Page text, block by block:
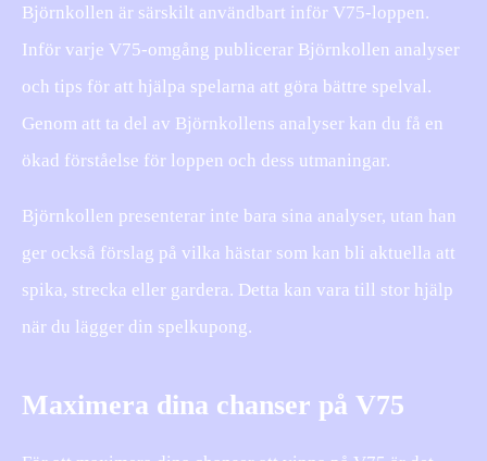
Björnkollen är särskilt användbart inför V75-loppen.
Inför varje V75-omgång publicerar Björnkollen analyser
och tips för att hjälpa spelarna att göra bättre spelval.
Genom att ta del av Björnkollens analyser kan du få en
ökad förståelse för loppen och dess utmaningar.
Björnkollen presenterar inte bara sina analyser, utan han
ger också förslag på vilka hästar som kan bli aktuella att
spika, strecka eller gardera. Detta kan vara till stor hjälp
när du lägger din spelkupong.
Maximera dina chanser på V75